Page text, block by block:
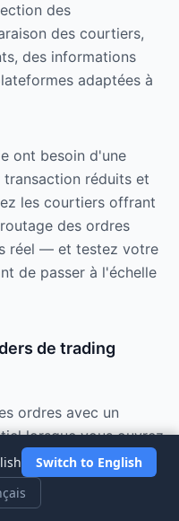
des
des courtiers,
des informations
adaptées à
ont besoin d'une
réduits et
les courtiers offrant
des ordres
réel — et testez votre
de passer à l'échelle
de trading
ordres avec un
lorsque vous ouvrez
fois par jour.
et écarts
Switch to English